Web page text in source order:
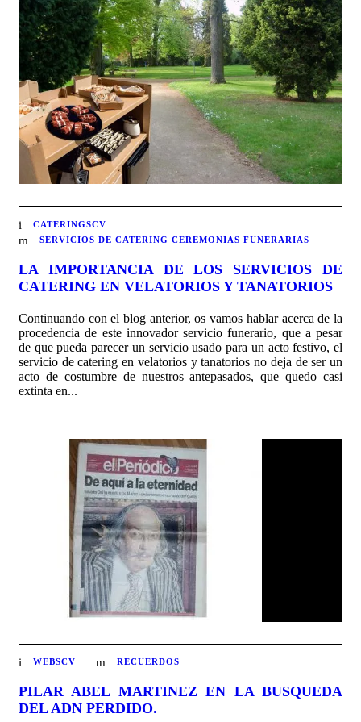
CATERINGSCV
SERVICIOS DE CATERING CEREMONIAS FUNERARIAS
LA IMPORTANCIA DE LOS SERVICIOS DE
CATERING EN VELATORIOS Y TANATORIOS
Continuando con el blog anterior, os vamos hablar acerca de la
procedencia de este innovador servicio funerario, que a pesar
de que pueda parecer un servicio usado para un acto festivo, el
servicio de catering en velatorios y tanatorios no deja de ser un
acto de costumbre de nuestros antepasados, que quedo casi
extinta en...
WEBSCV RECUERDOS
PILAR ABEL MARTINEZ EN LA BUSQUEDA
DEL ADN PERDIDO.